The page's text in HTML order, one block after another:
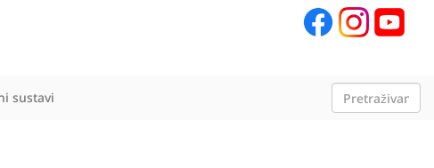
sustavi